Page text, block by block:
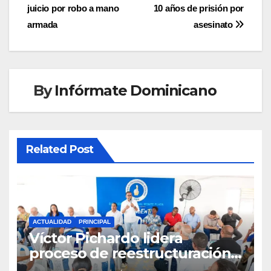
entradas
10 años de prisión por
asesinato
juicio por robo a mano
armada
ByInfórmate Dominicano
Related Post
ACTUALIDAD PRINCIPAL
Víctor Pichardo lidera
proceso de reestructuración y